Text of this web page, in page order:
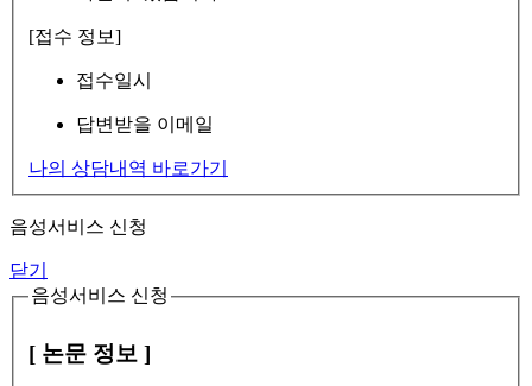
[접수 정보]
접수일시
답변받을 이메일
나의 상담내역 바로가기
음성서비스 신청
닫기
음성서비스 신청
[ 논문 정보 ]